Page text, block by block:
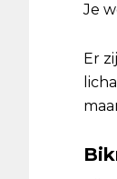
Je
Er